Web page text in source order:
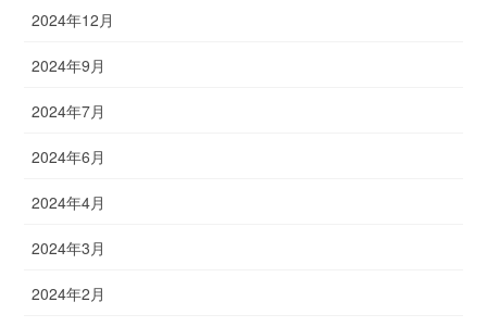
2024年12月
2024年9月
2024年7月
2024年6月
2024年4月
2024年3月
2024年2月